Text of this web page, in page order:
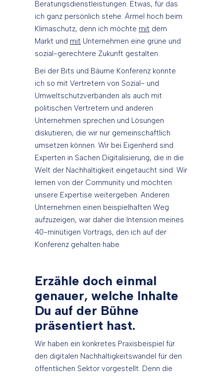
Beratungsdienstleistungen. Etwas, für das
ich ganz persönlich stehe: Ärmel hoch beim
Klimaschutz, denn ich möchte mit dem
Markt und mit Unternehmen eine grüne und
sozial-gerechtere Zukunft gestalten.
Bei der Bits und Bäume Konferenz konnte
ich so mit Vertretern von Sozial- und
Umweltschutzverbänden als auch mit
politischen Vertretern und anderen
Unternehmen sprechen und Lösungen
diskutieren, die wir nur gemeinschaftlich
umsetzen können. Wir bei Eigenherd sind
Experten in Sachen Digitalisierung, die in die
Welt der Nachhaltigkeit eingetaucht sind. Wir
lernen von der Community und möchten
unsere Expertise weitergeben. Anderen
Unternehmen einen beispielhaften Weg
aufzuzeigen, war daher die Intension meines
40-minütigen Vortrags, den ich auf der
Konferenz gehalten habe.
Erzähle doch einmal
genauer, welche Inhalte
Du auf der Bühne
präsentiert hast.
Wir haben ein konkretes Praxisbeispiel für
den digitalen Nachhaltigkeitswandel für den
öffentlichen Sektor vorgestellt. Denn die